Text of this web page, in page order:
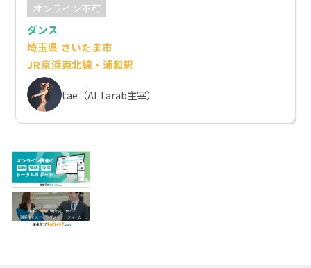
オンライン不可
ダンス
埼玉県 さいたま市
JR京浜東北線・浦和駅
tae（Al Tarab主宰）